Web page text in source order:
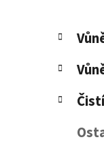
P
s
r
Přeskočit
kategorie
K
a
e
o